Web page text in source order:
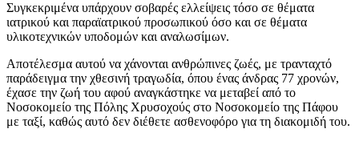
Συγκεκριμένα υπάρχουν σοβαρές ελλείψεις τόσο σε θέματα
ιατρικού και παραϊατρικού προσωπικού όσο και σε θέματα
υλικοτεχνικών υποδομών και αναλωσίμων.
Αποτέλεσμα αυτού να χάνονται ανθρώπινες ζωές, με τρανταχτό
παράδειγμα την χθεσινή τραγωδία, όπου ένας άνδρας 77 χρονών,
έχασε την ζωή του αφού αναγκάστηκε να μεταβεί από το
Νοσοκομείο της Πόλης Χρυσοχούς στο Νοσοκομείο της Πάφου
με ταξί, καθώς αυτό δεν διέθετε ασθενοφόρο για τη διακομιδή του.